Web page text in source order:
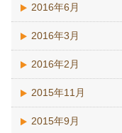
2016年6月
2016年3月
2016年2月
2015年11月
2015年9月